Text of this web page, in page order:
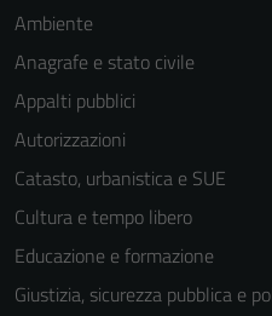
Ambiente
Anagrafe e stato civile
Appalti pubblici
Autorizzazioni
Catasto, urbanistica e SUE
Cultura e tempo libero
Educazione e formazione
Giustizia, sicurezza pubblica e